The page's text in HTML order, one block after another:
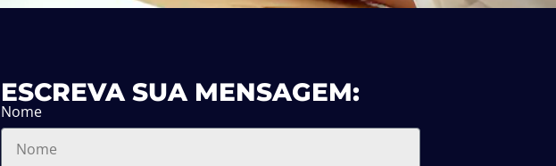
ESCREVA SUA MENSAGEM:
Nome